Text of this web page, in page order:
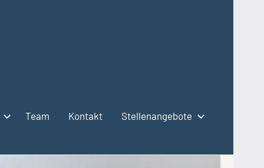
Team Kontakt Stellenangebote